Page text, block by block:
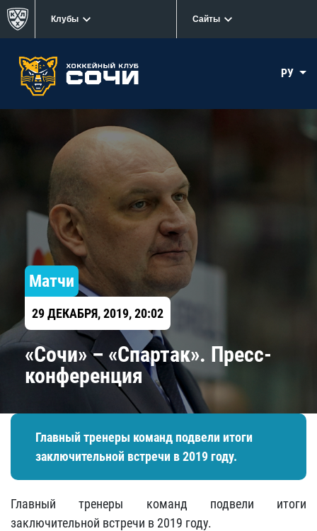
Клубы Сайты
РУ
Матчи
29 ДЕКАБРЯ, 2019, 20:02
«Сочи» – «Спартак». Пресс-
конференция
Главный тренеры команд подвели итоги
заключительной встречи в 2019 году.
Главный тренеры команд подвели итоги
заключительной встречи в 2019 году.